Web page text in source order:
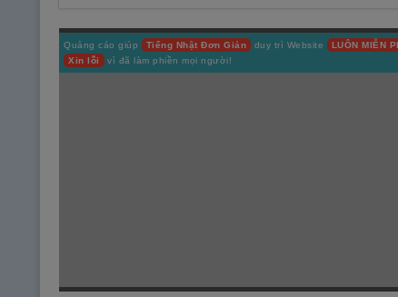
Quảng cáo giúp Tiếng Nhật Đơn Giản duy trì Website
LUÔN MIỄN
Xin lỗi
vì đã làm phiền mọi người!